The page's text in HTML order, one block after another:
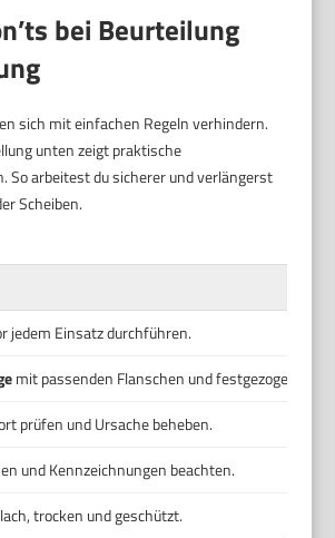
bei Beurteilung
sich mit einfachen Regeln verhindern.
unten zeigt praktische
So arbeitest du sicherer und verlängerst
Scheiben.
jedem Einsatz durchführen.
mit passenden Flanschen und festgezogener
prüfen und Ursache beheben.
und Kennzeichnungen beachten.
trocken und geschützt.